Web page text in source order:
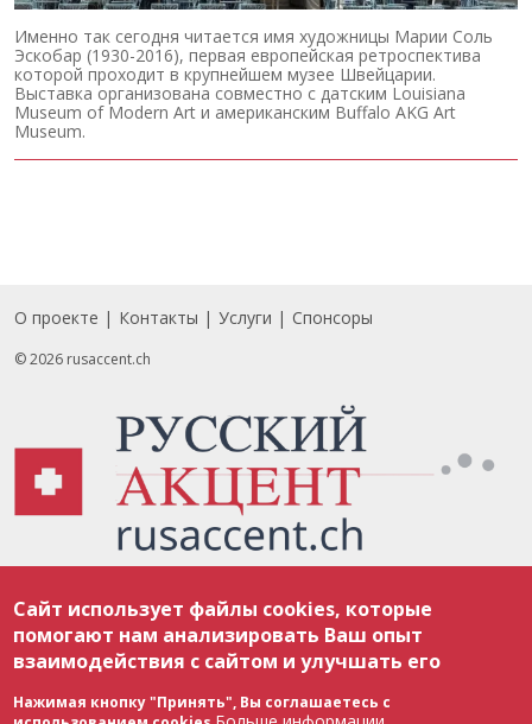
Именно так сегодня читается имя художницы Марии Соль
Эскобар (1930-2016), первая европейская ретроспектива
которой проходит в крупнейшем музее Швейцарии.
Выставка организована совместно с датским Louisiana
Museum of Modern Art и американским Buffalo AKG Art
Museum.
Footer
О проекте Контакты Услуги Спонсоры
© 2026 rusaccent.ch
соответствии с законодательством Швейцарии об авторском праве и
международными соглашениями. Полное или частичное использование
материалов возможно только с разрешения редакции. В случае полного
или частичного воспроизведения материалов сайта rusaccent.ch,
ОБЯЗАТЕЛЬНА АКТИВНАЯ ГИПЕРССЫЛКА на конкретный заимствованный
текст. Фотоизображения, размещенные редакцией rusaccent.ch, являются
ее исключительной собственностью. Полное или частичное
Сайт использует файлы cookies, которые
помогают нам анализировать Ваш опыт
взаимодействия с сайтом и улучшать его
Нажимая кнопку "Принять", Вы соглашаетесь с